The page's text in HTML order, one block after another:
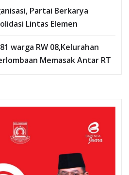
Partai Berkarya
Lintas Elemen
warga RW 08,Kelurahan
Memasak Antar RT